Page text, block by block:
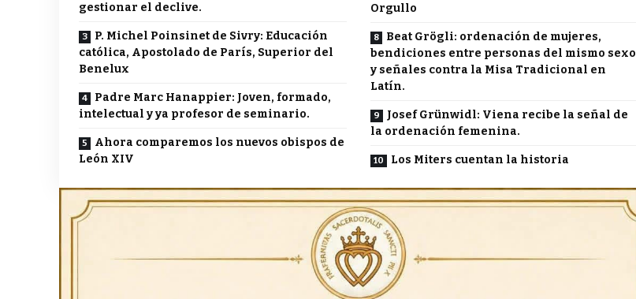
gestionar el declive.
P. Michel Poinsinet de Sivry: Educación
católica, Apostolado de París, Superior del
Benelux
Padre Marc Hanappier: Joven, formado,
intelectual y ya profesor de seminario.
Ahora comparemos los nuevos obispos de
León XIV
Orgullo
Beat Grögli: ordenación de mujeres,
bendiciones entre personas del mismo sexo
y señales contra la Misa Tradicional en
Latín.
Josef Grünwidl: Viena recibe la señal de
la ordenación femenina.
Los Miters cuentan la historia